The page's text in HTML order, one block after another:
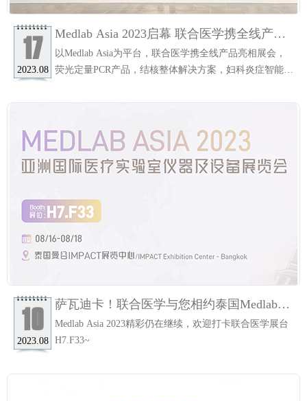
17
2023.08
Medlab Asia 2023启幕 联合医学携全线产品
惊艳亮相！
以Medlab Asia为平台，联合医学携全线产品亮相展会，
荧光定量PCR产品，结核整体解决方案，妇科炎症智能荧
来自客户的高度评价和认可。
10
2023.08
萨瓦迪卡！联合医学与您相约泰国Medlab
Asia
Medlab Asia 2023精彩仍在继续，欢迎打卡联合医学展台
H7.F33~